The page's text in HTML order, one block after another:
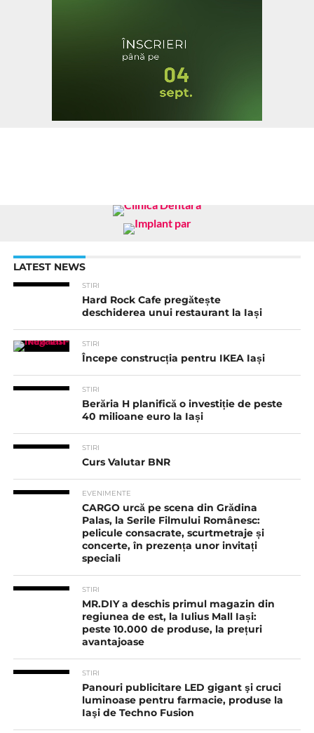
LATEST NEWS
STIRI
Hard Rock Cafe pregătește
deschiderea unui restaurant la Iași
STIRI
Începe construcția pentru IKEA Iași
STIRI
Berăria H planifică o investiție de peste
40 milioane euro la Iași
STIRI
Curs Valutar BNR
EVENIMENTE
CARGO urcă pe scena din Grădina
Palas, la Serile Filmului Românesc:
pelicule consacrate, scurtmetraje și
concerte, în prezența unor invitați
speciali
STIRI
MR.DIY a deschis primul magazin din
regiunea de est, la Iulius Mall Iași:
peste 10.000 de produse, la prețuri
avantajoase
STIRI
Panouri publicitare LED gigant şi cruci
luminoase pentru farmacie, produse la
Iaşi de Techno Fusion